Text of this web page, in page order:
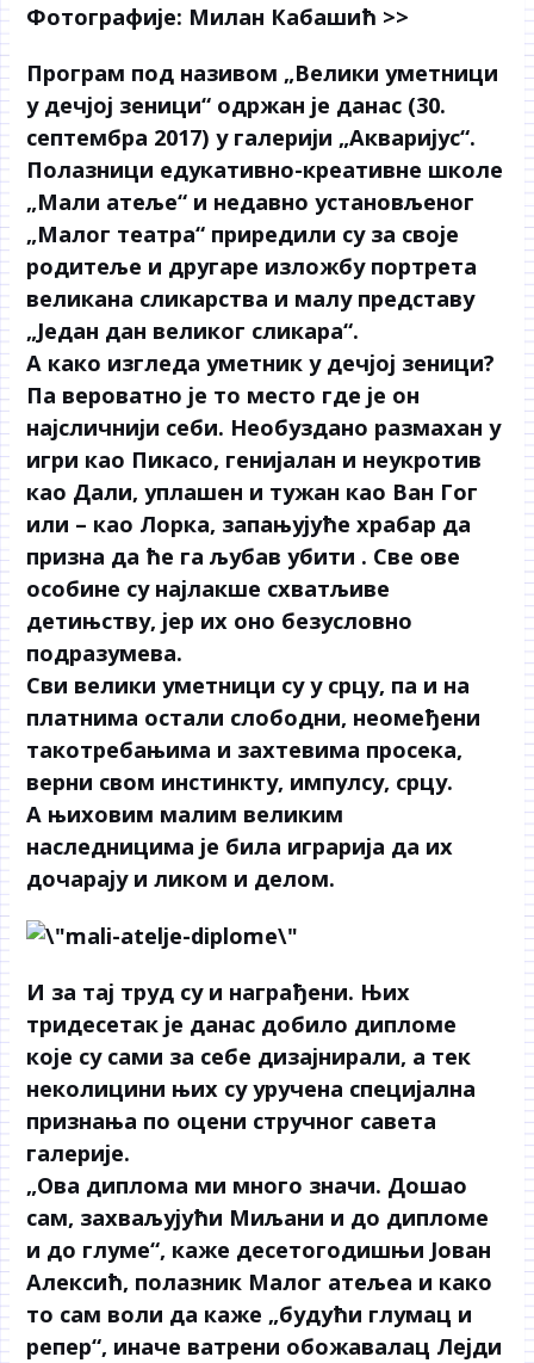
Фотографије: Милан Кабашић >>
Програм под називом „Велики уметници
у дечјој зеници“ одржан је данас (30.
септембра 2017) у галерији „Акваријус“.
Полазници едукативно-креативне школе
„Мали атеље“ и недавно установљеног
„Малог театра“ приредили су за своје
родитеље и другаре изложбу портрета
великана сликарства и малу представу
„Један дан великог сликара“.
А како изгледа уметник у дечјој зеници?
Па вероватно је то место где је он
најсличнији себи. Необуздано размахан у
игри као Пикасо, генијалан и неукротив
као Дали, уплашен и тужан као Ван Гог
или – као Лорка, запањујуће храбар да
призна да ће га љубав убити . Све ове
особине су најлакше схватљиве
детињству, јер их оно безусловно
подразумева.
Сви велики уметници су у срцу, па и на
платнима остали слободни, неомеђени
такотребањима и захтевима просека,
верни свом инстинкту, импулсу, срцу.
А њиховим малим великим
наследницима је била играрија да их
дочарају и ликом и делом.
И за тај труд су и награђени. Њих
тридесетак је данас добило дипломе
које су сами за себе дизајнирали, а тек
неколицини њих су уручена специјална
признања по оцени стручног савета
галерије.
„Ова диплома ми много значи. Дошао
сам, захваљујући Миљани и до дипломе
и до глуме“, каже десетогодишњи Јован
Алексић, полазник Малог атељеа и како
то сам воли да каже „будући глумац и
репер“, иначе ватрени обожавалац Лејди